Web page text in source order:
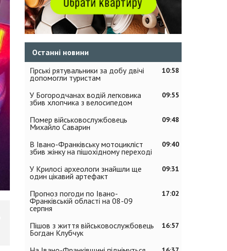
Останні новини
10:58
Гірські рятувальники за добу двічі
допомогли туристам
09:55
У Богородчанах водій легковика
збив хлопчика з велосипедом
09:48
Помер військовослужбовець
Михайло Саварин
09:40
В Івано-Франківську мотоцикліст
збив жінку на пішохідному переході
09:31
У Крилосі археологи знайшли ще
один цікавий артефакт
17:02
Прогноз погоди по Івано-
Франківській області на 08-09
серпня
16:57
Пішов з життя військовослужбовець
Богдан Клубчук